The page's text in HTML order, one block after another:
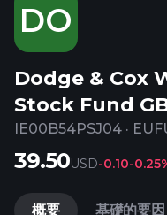
DO
Dodge & Cox
Stock Fund
IE00B54PSJ04 ·
39.50USD-0.10-
概要 基礎的要因